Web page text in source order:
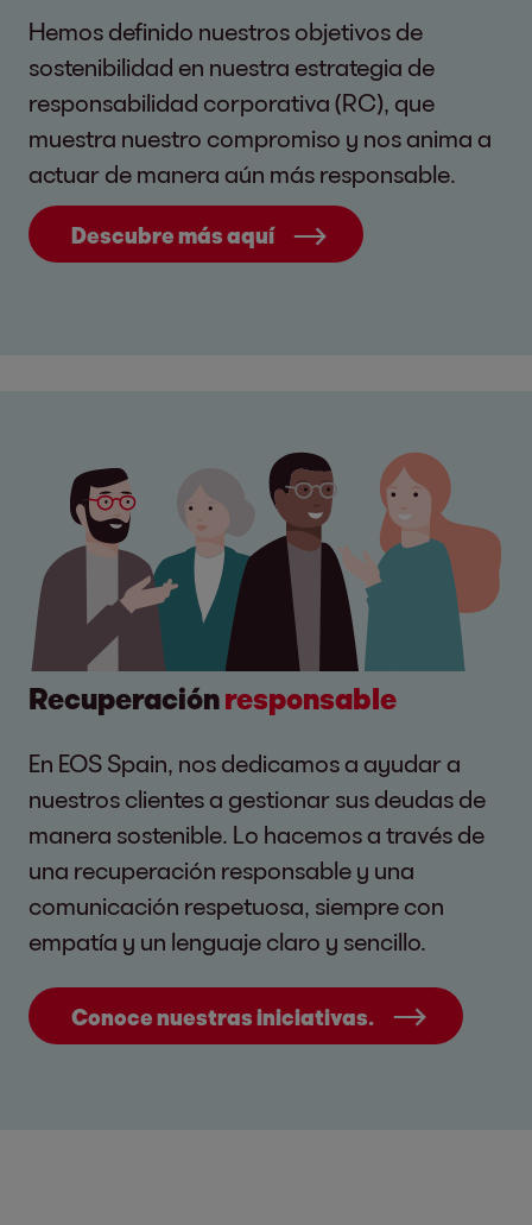
Hemos definido nuestros objetivos de
sostenibilidad en nuestra estrategia de
responsabilidad corporativa (RC), que
muestra nuestro compromiso y nos anima a
actuar de manera aún más responsable.
Descubre más aquí
Recuperaciónresponsable
En EOS Spain, nos dedicamos a ayudar a
nuestros clientes a gestionar sus deudas de
manera sostenible. Lo hacemos a través de
una recuperación responsable y una
comunicación respetuosa, siempre con
empatía y un lenguaje claro y sencillo.
Conoce nuestras iniciativas.